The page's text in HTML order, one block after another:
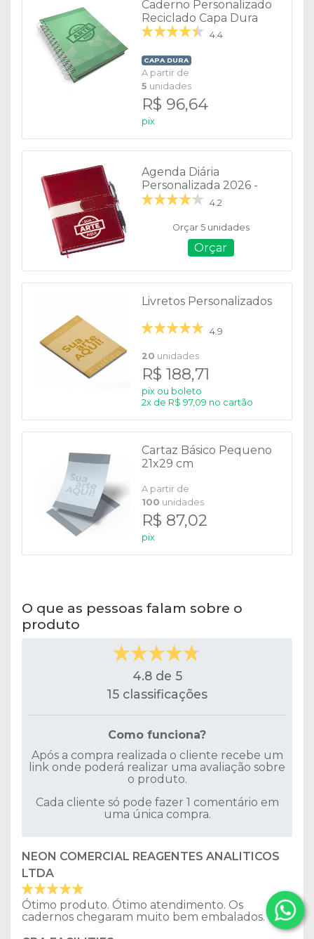
Caderno Personalizado
Reciclado Capa Dura
4.4
CAPA DURA
A partir de
5 unidades
R$ 96,64
pix
Agenda Diária
Personalizada 2026 -
Fecho e Suporte de
4.2
Orçar 5 unidades
Orçar
Livretos Personalizados
4.9
20 unidades
R$ 188,71
pix ou boleto
2x de R$ 97,09 no cartão
Cartaz Básico Pequeno
21x29 cm
A partir de
100 unidades
R$ 87,02
pix
O que as pessoas falam sobre o
produto
4.8 de 5
15 classificações
Como funciona?
Após a compra realizada o cliente recebe um
link onde poderá realizar uma avaliação sobre
o produto.
Cada cliente só pode fazer 1 comentário em
uma única compra.
NEON COMERCIAL REAGENTES ANALITICOS
LTDA
Ótimo produto. Ótimo atendimento. Os
cadernos chegaram muito bem embalados.